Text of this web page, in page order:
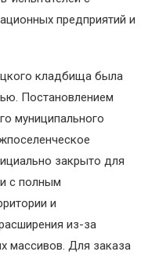
предприятий и
кладбища была
Постановлением
муниципального
закрыто для
с полным
и
из-за
массивов. Для заказа